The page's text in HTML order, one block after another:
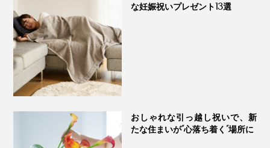
な妊娠祝いプレゼント13選
おしゃれな引っ越し祝いで、新
たな住まいが“心落ち着く“場所に